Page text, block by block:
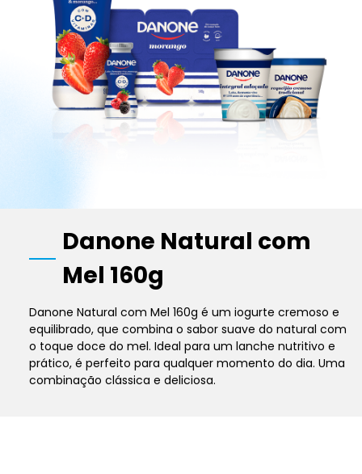
Danone Natural com
Mel 160g
Danone Natural com Mel 160g é um iogurte cremoso e
equilibrado, que combina o sabor suave do natural com
o toque doce do mel. Ideal para um lanche nutritivo e
prático, é perfeito para qualquer momento do dia. Uma
combinação clássica e deliciosa.